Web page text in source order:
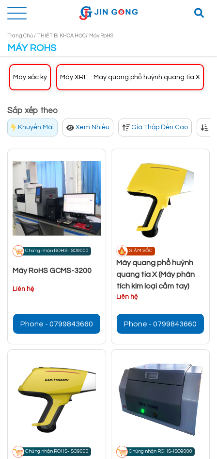
Trang Chủ / THIẾT BỊ KHOA HỌC/ Máy RoHS
MÁY ROHS
Máy sắc ký Máy XRF - Máy quang phổ huỳnh quang tia X
Sắp xếp theo
Khuyến Mãi Xem Nhiều Giá Thấp Đến Cao
Chứng nhận ROHS-ISO9000
Máy RoHS GCMS-3200
Liên hệ
Phone - 0799843660
GIẢM SỐC
Máy quang phổ huỳnh
quang tia X (Máy phân
tích kim loại cầm tay)
Liên hệ
Phone - 0799843660
Chứng nhận ROHS-ISO9000 Chứng nhận ROHS-ISO9000